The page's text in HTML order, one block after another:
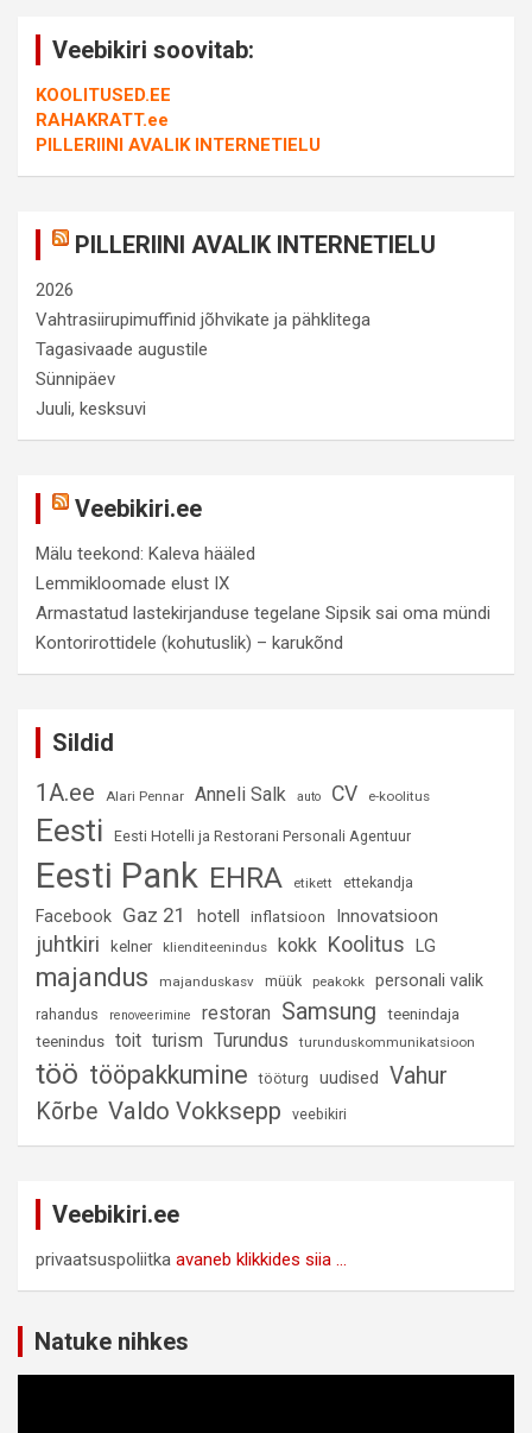
Veebikiri soovitab:
KOOLITUSED.EE
RAHAKRATT.ee
PILLERIINI AVALIK INTERNETIELU
PILLERIINI AVALIK INTERNETIELU
2026
Vahtrasiirupimuffinid jõhvikate ja pähklitega
Tagasivaade augustile
Sünnipäev
Juuli, kesksuvi
Veebikiri.ee
Mälu teekond: Kaleva hääled
Lemmikloomade elust IX
Armastatud lastekirjanduse tegelane Sipsik sai oma mündi
Kontorirottidele (kohutuslik) – karukõnd
Sildid
1A.ee
Alari Pennar Anneli Salk auto CV e-koolitus
Eesti Eesti Hotelli ja Restorani Personali Agentuur
Eesti Pank EHRA etikett ettekandja
Facebook Gaz 21 hotell inflatsioon Innovatsioon
juhtkiri kelner klienditeenindus kokk Koolitus LG
majandus majanduskasv müük peakokk personali valik
rahandus renoveerimine restoran Samsung
teenindaja
teenindus toit turism Turundus turunduskommunikatsioon
töö tööpakkumine tööturg uudised
Vahur
Kõrbe Valdo Vokksepp veebikiri
Veebikiri.ee
privaatsuspoliitka avaneb klikkides siia ...
Natuke nihkes